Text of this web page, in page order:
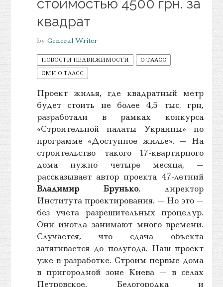
стоимостью 4500 грн. за
квадрат
by General Writer
НОВОСТИ НЕДВИЖИМОСТИ
О ТААСС
СМИ О ТААСС
Проект жилья, где квадратный метр
будет стоить не более 4,5 тыс. грн,
разработали в рамках конкурса
«Строительной палаты Украины» по
программе «Доступное жилье». — На
строительство такого 17-квартирного
дома нужно четыре месяца, —
рассказывает автор проекта 47-летний
Владимир Брунько, директор
Института проектирования. — Но это —
без учета разрешительных процедур.
Они иногда занимают много времени.
Случается, что сдача объекта
затягивается до полугода. Наш проект
уже в разработке. Строим первые дома
в пригородной зоне Киева — в селах
Петровское, Белогородка и